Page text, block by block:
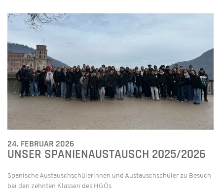
24. FEBRUAR 2026
UNSER SPANIENAUSTAUSCH 2025/2026
Spanische Austauschschülerinnen und Austauschschüler zu Besuch
bei den zehnten Klassen des HGÖs